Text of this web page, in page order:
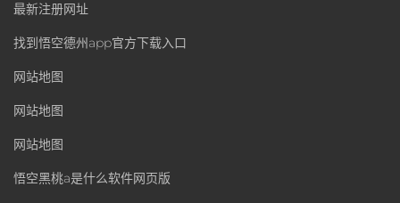
最新注册网址
找到悟空德州app官方下载入口
网站地图
网站地图
网站地图
悟空黑桃a是什么软件网页版